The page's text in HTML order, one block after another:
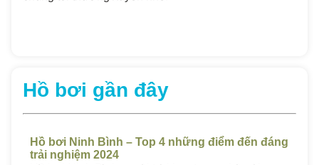
Hồ bơi gần đây
Hồ bơi Ninh Bình – Top 4 những điểm đến đáng
trải nghiệm 2024